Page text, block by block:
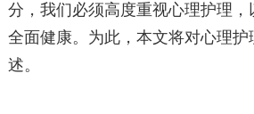
分，我们必须高度重视心理护理，
全面健康。为此，本文将对心理护
述。